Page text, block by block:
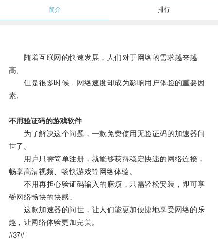
简介 排行
随着互联网的快速发展，人们对于网络的需求越来越
高。
但是很多时候，网络速度却成为影响用户体验的重要因
素。
不用验证码的游戏软件
为了解决这个问题，一款免费使用无验证码的加速器问
世了。
用户只需简单注册，就能够获得稳定快速的网络连接，
畅享高清视频、畅快游戏等网络体验。
不用再担心验证码输入的麻烦，只需轻松安装，即可享
受网络畅快的快感。
这款加速器的问世，让人们能更加便捷地享受网络的乐
趣，让网络体验更加完美。
#37#